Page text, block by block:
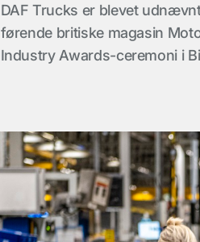
DAF Trucks er blevet
førende britiske magasin
Industry Awards-ceremoni i